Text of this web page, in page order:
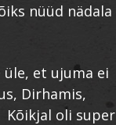
nüüd nädala
et ujuma ei
Dirhamis,
Kõikjal oli super